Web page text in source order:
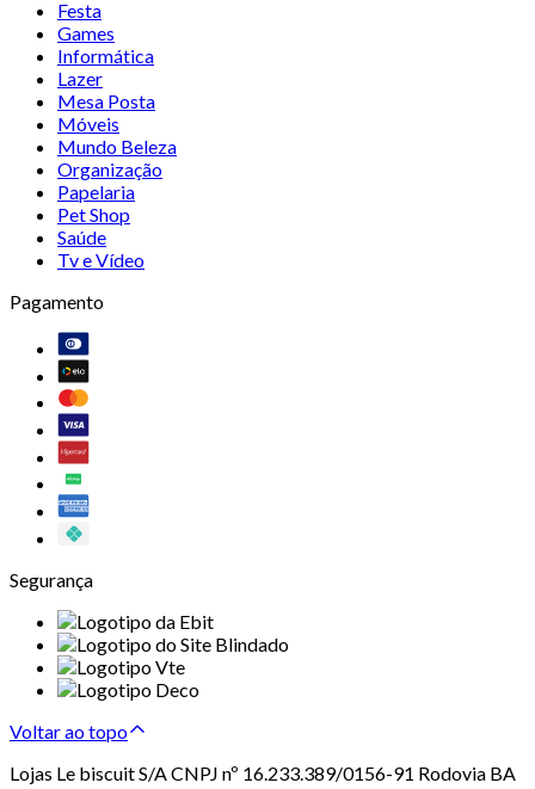
Festa
Games
Informática
Lazer
Mesa Posta
Móveis
Mundo Beleza
Organização
Papelaria
Pet Shop
Saúde
Tv e Vídeo
Pagamento
Segurança
Voltar ao topo
Lojas Le biscuit S/A CNPJ nº 16.233.389/0156-91 Rodovia BA